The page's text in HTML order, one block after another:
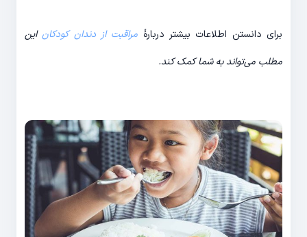
برای دانستن اطلاعات بیشتر دربارۀ مراقبت از دندان کودکاناین
مطلب می‌تواند به شما کمک کند.